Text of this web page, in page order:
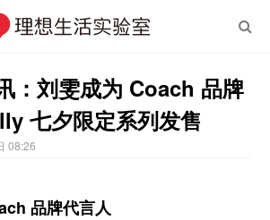
：刘雯成为 Coach 品牌
七夕限定系列发售
08:26
品牌代言人